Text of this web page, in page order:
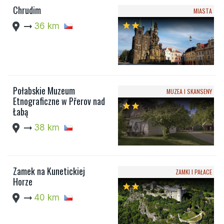
Chrudim
location_pin arrow_right_alt 36 km
MIASTA
starstar
Połabskie Muzeum
Etnograficzne w Přerov nad
Łabą
location_pin arrow_right_alt 38 km
MUZEA I SKANSENY
starstar
Zamek na Kunetickiej
Horze
location_pin arrow_right_alt 40 km
ZAMKI I PAŁACE
starstar